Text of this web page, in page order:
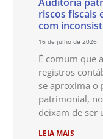
riscos fiscais
com
16 de julho de 2026
É comum que
registros
se aproxima o
patrimonial,
deixam de ser
LEIA MAIS